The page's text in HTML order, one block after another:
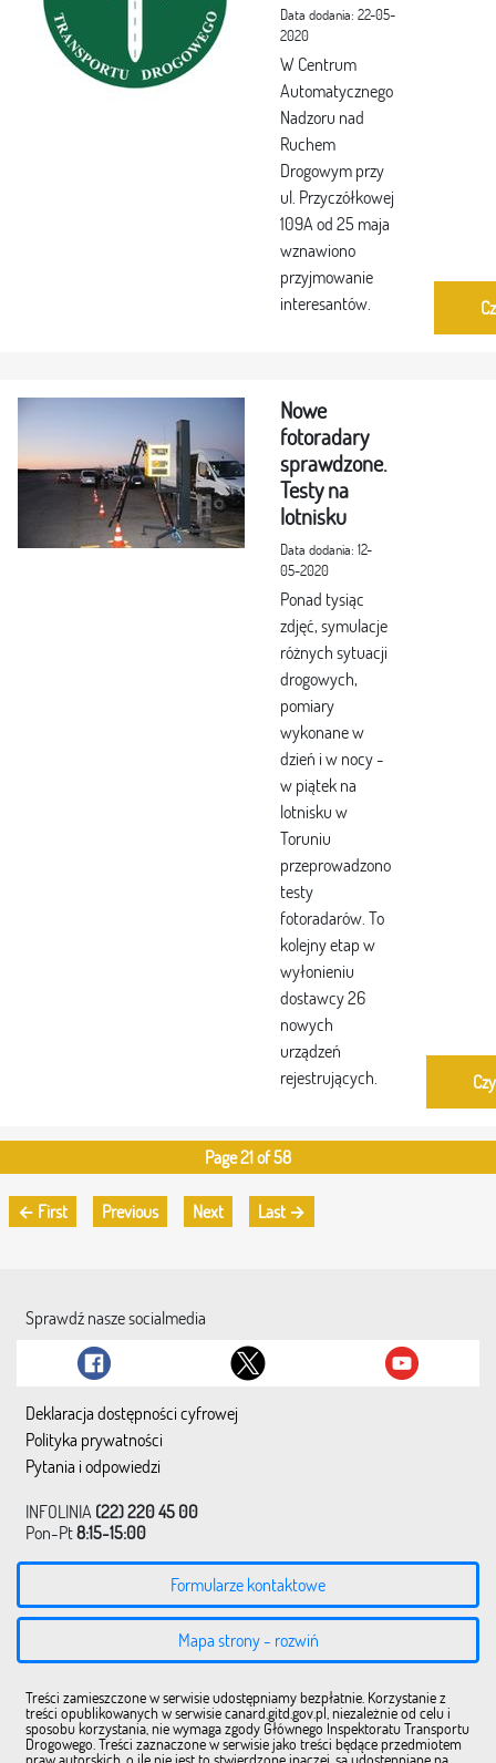
Data dodania: 22-05-
2020
W Centrum
Automatycznego
Nadzoru nad
Ruchem
Drogowym przy
ul. Przyczółkowej
109A od 25 maja
wznawiono
przyjmowanie
interesantów.
Nowe
fotoradary
sprawdzone.
Testy na
lotnisku
Data dodania: 12-
05-2020
Ponad tysiąc
zdjęć, symulacje
różnych sytuacji
drogowych,
pomiary
wykonane w
dzień i w nocy -
w piątek na
lotnisku w
Toruniu
przeprowadzono
testy
fotoradarów. To
kolejny etap w
wyłonieniu
dostawcy 26
nowych
urządzeń
rejestrujących.
Page 21 of 58
← First Previous Next Last →
Sprawdź nasze socialmedia
Deklaracja dostępności cyfrowej
Polityka prywatności
Pytania i odpowiedzi
INFOLINIA (22) 220 45 00
Pon-Pt8:15-15:00
Formularze kontaktowe
Mapa strony - rozwiń
Treści zamieszczone w serwisie udostępniamy bezpłatnie. Korzystanie z
treści opublikowanych w serwisie canard.gitd.gov.pl, niezależnie od celu i
sposobu korzystania, nie wymaga zgody Głównego Inspektoratu Transportu
Drogowego. Treści zaznaczone w serwisie jako treści będące przedmiotem